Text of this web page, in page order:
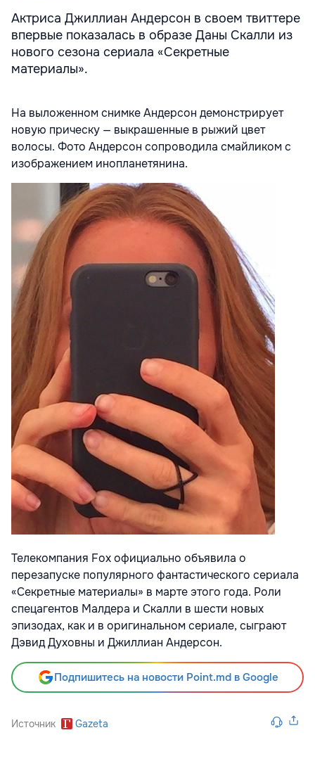
Актриса Джиллиан Андерсон в своем твиттере
впервые показалась в образе Даны Скалли из
нового сезона сериала «Секретные
материалы».
На выложенном снимке Андерсон демонстрирует
новую прическу — выкрашенные в рыжий цвет
волосы. Фото Андерсон сопроводила смайликом с
изображением инопланетянина.
Телекомпания Fox официально объявила о
перезапуске популярного фантастического сериала
«Секретные материалы» в марте этого года. Роли
спецагентов Малдера и Скалли в шести новых
эпизодах, как и в оригинальном сериале, сыграют
Дэвид Духовны и Джиллиан Андерсон.
Подпишитесь на новости Point.md в Google
Источник Gazeta